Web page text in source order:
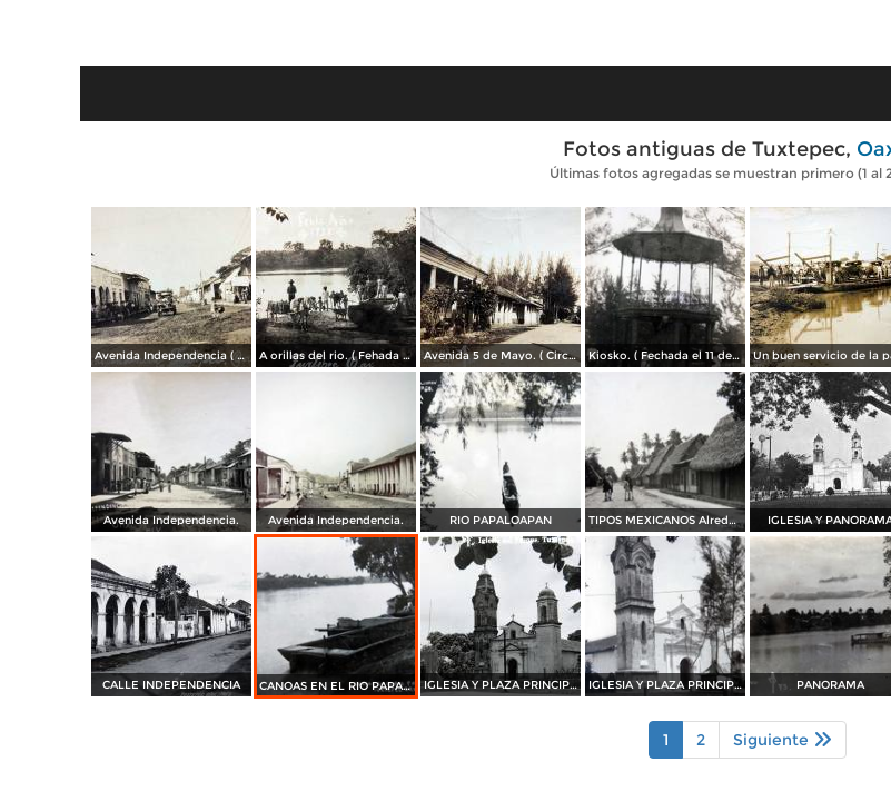
Fotos antiguas de Tuxtepec,
Últimas fotos agregadas se muestran primero (1 al
Avenida Independencia ( Fehada en 1925 ).. A orillas del rio. ( Fehada en 1925 ). Avenida 5 de Mayo. ( Circulada el 28 de Enero de 1959 ). Kiosko. ( Fechada el 11 de Julio de 1937 ).
Avenida Independencia. Avenida Independencia. RIO PAPALOAPAN TIPOS MEXICANOS Alrededores IGLESIA Y
CALLE INDEPENDENCIA CANOAS EN EL RIO PAPALOAPAN IGLESIA Y PLAZA PRINCIPAL IGLESIA Y PLAZA PRINCIPAL PANORAMA
1 2 Siguiente